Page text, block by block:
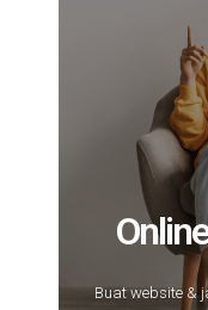
Buat website &